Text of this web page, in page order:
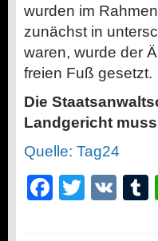
wurden im
zunächst in
waren, wurde der
freien Fuß gesetzt.
Die
Landgericht
Quelle: Tag24
VK